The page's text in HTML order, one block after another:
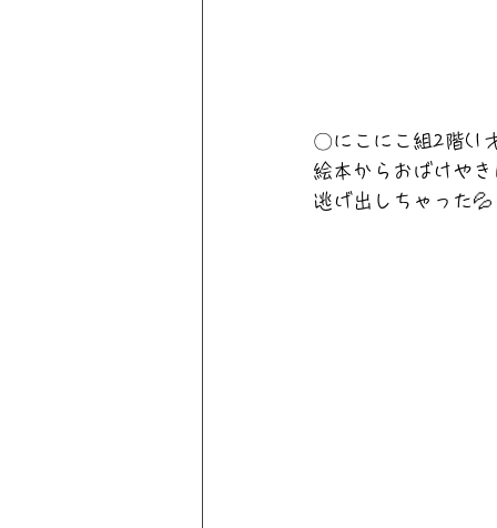
〇にこにこ組2階(1
絵本からおばけや
逃げ出しちゃった💦